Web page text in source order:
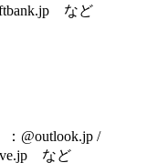
など
：@outlook.jp /
など